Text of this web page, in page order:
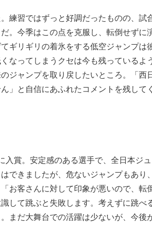
練習ではずっと好調だったものの、試
。今季はこの点を克服し、転倒せずに
ギリギリの着氷をする低空ジャンプは
なってしまうクセは今も残っているよ
ジャンプを取り戻したいところ。「西
」と自信にあふれたコメントを残して
賞。安定感のある選手で、全日本ジ
できましたが、危ないジャンプもあり
お客さんに対して印象が悪いので、転
して跳ぶと失敗します。考えずに跳べ
まだ大舞台での活躍は少ないが、今後